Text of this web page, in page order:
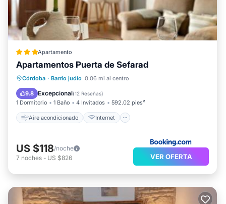
Apartamento
Apartamentos Puerta de Sefarad
Córdoba · Barrio judío 0.06 mi al centro
9.8 Excepcional(12 Reseñas)
1 Dormitorio 1 Baño 4 Invitados 592.02 pies²
Aire acondicionado Internet
Aire acondicionado
Internet
Apto para niños
US $118/noche
7 noches - US $826 VER OFERTA